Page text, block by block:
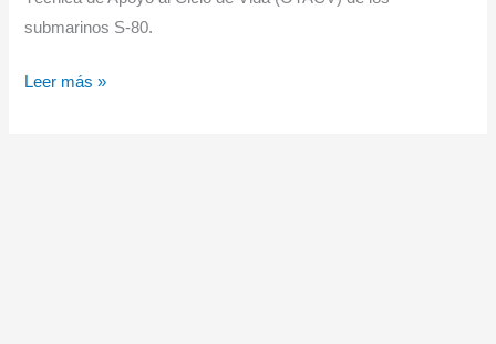
submarinos S-80.
Navantia
Leer más »